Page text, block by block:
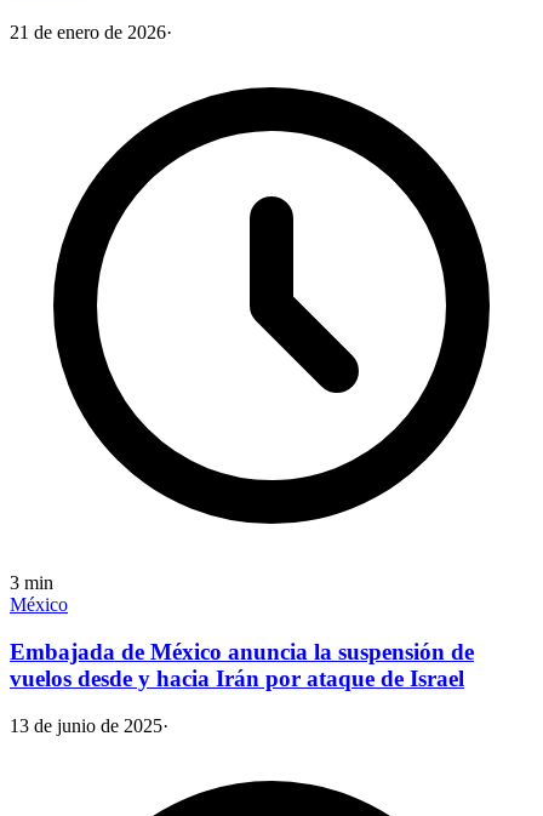
21 de enero de 2026·
3 min
México
Embajada de México anuncia la suspensión de
vuelos desde y hacia Irán por ataque de Israel
13 de junio de 2025·